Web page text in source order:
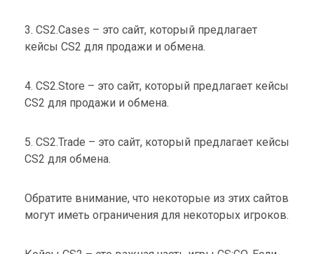
3. CS2.Cases – это сайт, который предлагает
кейсы CS2 для продажи и обмена.
4. CS2.Store – это сайт, который предлагает кейсы
CS2 для продажи и обмена.
5. CS2.Trade – это сайт, который предлагает кейсы
CS2 для обмена.
Обратите внимание, что некоторые из этих сайтов
могут иметь ограничения для некоторых игроков.